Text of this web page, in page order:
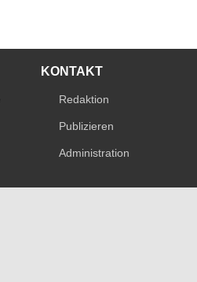
KONTAKT
Redaktion
Publizieren
Administration